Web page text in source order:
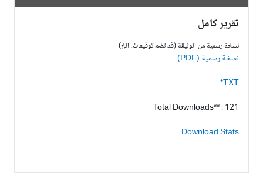
تقرير كامل
نسخة رسمية من الوثيقة (قد تضم توقيعات، الخ)
نسخة رسمية (PDF)
TXT*
Total Downloads** : 121
Download Stats